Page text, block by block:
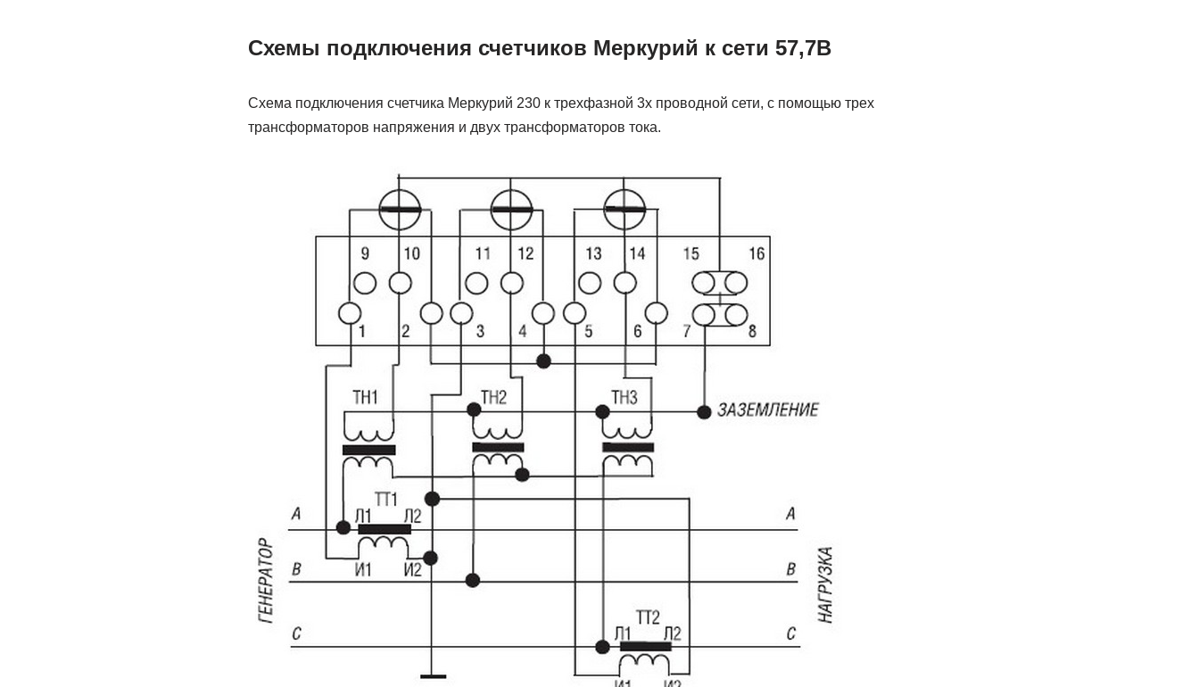
Схемы подключения счетчиков Меркурий к сети 57,7В
Схема подключения счетчика Меркурий 230 к трехфазной 3х проводной сети, с помощью трех
трансформаторов напряжения и двух трансформаторов тока.